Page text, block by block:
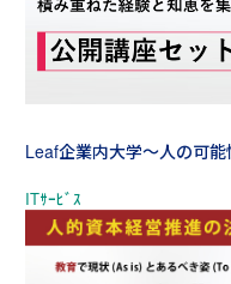
Leaf企業内大学～人の可